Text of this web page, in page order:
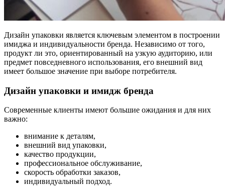
Дизайн упаковки является ключевым элементом в построении
имиджа и индивидуальности бренда. Независимо от того,
продукт ли это, ориентированный на узкую аудиторию, или
предмет повседневного использования, его внешний вид
имеет большое значение при выборе потребителя.
Дизайн упаковки и имидж бренда
Современные клиенты имеют большие ожидания и для них
важно:
внимание к деталям,
внешний вид упаковки,
качество продукции,
профессиональное обслуживание,
скорость обработки заказов,
индивидуальный подход.